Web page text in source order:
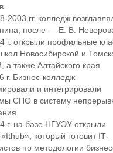
2003 гг. колледж
после — Е. В.
г. открыли профильные
Новосибирской и
а также Алтайского края.
г. Бизнес-колледж
и интегрировали
СПО в систему
г. на базе НГУЭУ открыли
который готовит IT-
по методологии